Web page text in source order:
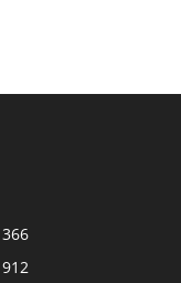
912